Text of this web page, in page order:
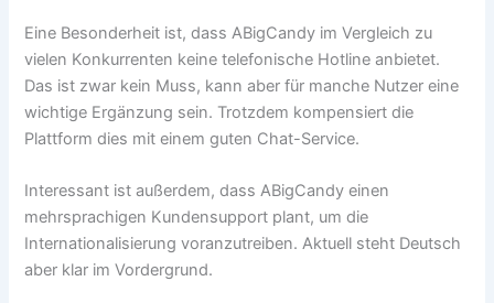
Eine Besonderheit ist, dass ABigCandy im Vergleich zu
vielen Konkurrenten keine telefonische Hotline anbietet.
Das ist zwar kein Muss, kann aber für manche Nutzer eine
wichtige Ergänzung sein. Trotzdem kompensiert die
Plattform dies mit einem guten Chat-Service.
Interessant ist außerdem, dass ABigCandy einen
mehrsprachigen Kundensupport plant, um die
Internationalisierung voranzutreiben. Aktuell steht Deutsch
aber klar im Vordergrund.